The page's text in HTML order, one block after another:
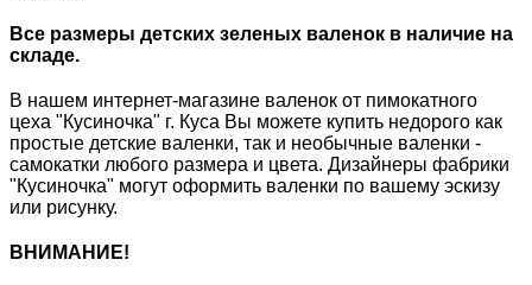
Все размеры детских зеленых валенок в наличие на
складе.
В нашем интернет-магазине валенок от пимокатного
цеха "Кусиночка" г. Куса Вы можете купить недорого как
простые детские валенки, так и необычные валенки -
самокатки любого размера и цвета. Дизайнеры фабрики
"Кусиночка" могут оформить валенки по вашему эскизу
или рисунку.
ВНИМАНИЕ!